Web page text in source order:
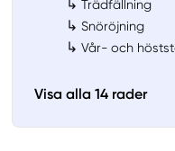
↳ Trädfällning
↳ Snöröjning
↳ Vår- och
Visa alla 14 rader